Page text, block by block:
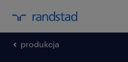
produkcja